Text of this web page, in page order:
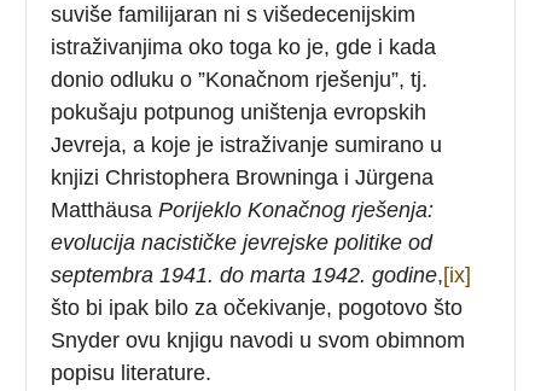
suviše familijaran ni s višedecenijskim
istraživanjima oko toga ko je, gde i kada
donio odluku o ”Konačnom rješenju”, tj.
pokušaju potpunog uništenja evropskih
Jevreja, a koje je istraživanje sumirano u
knjizi Christophera Browninga i Jürgena
MatthäusaPorijeklo Konačnog rješenja:
evolucija nacističke jevrejske politike od
septembra 1941. do marta 1942. godine,[ix]
što bi ipak bilo za očekivanje, pogotovo što
Snyder ovu knjigu navodi u svom obimnom
popisu literature.